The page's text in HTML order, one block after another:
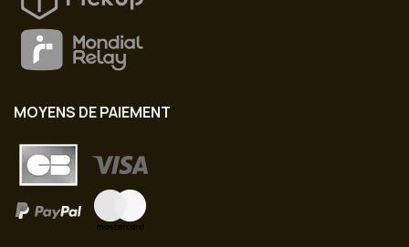
MOYENS DE PAIEMENT